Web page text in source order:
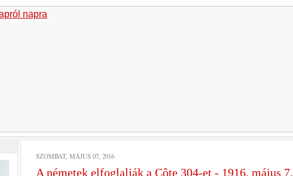
SZOMBAT, MÁJUS 07, 2016
A németek elfoglalják a Côte 304-et - 1916. május 7.